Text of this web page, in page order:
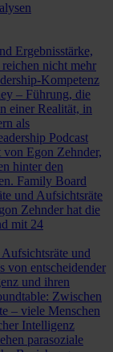
Ergebnisstärke,
nicht mehr
Kompetenz
– Führung, die
einer Realität, in
als
Podcast
Egon Zehnder,
hinter den
Family Board
und Aufsichtsräte
Zehnder hat die
mit 24
und
von entscheidender
und ihren
Zwischen
– viele Menschen
Intelligenz
parasoziale